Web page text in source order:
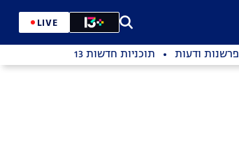
LIVE
פרשנות ודעות תוכניות חדשות 13